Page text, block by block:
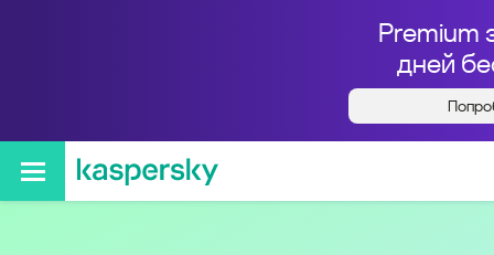
Premium
дней
Кто звонил с номера
+79021724622